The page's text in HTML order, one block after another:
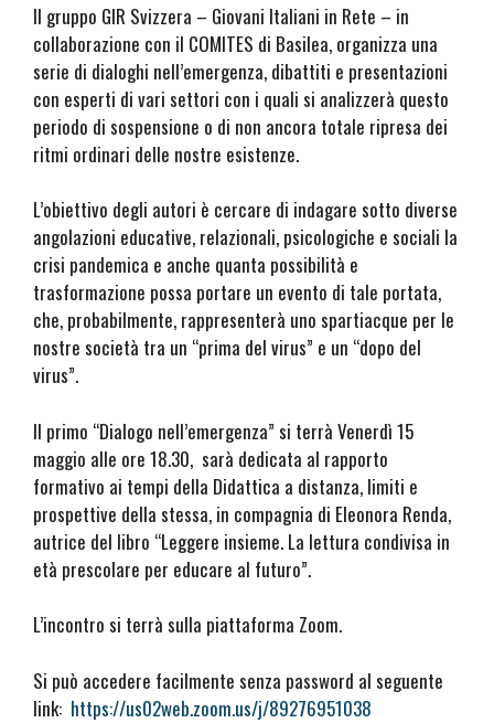
Il gruppo GIR Svizzera – Giovani Italiani in Rete – in
collaborazione con il COMITES di Basilea, organizza una
serie di dialoghi nell’emergenza, dibattiti e presentazioni
con esperti di vari settori con i quali si analizzerà questo
periodo di sospensione o di non ancora totale ripresa dei
ritmi ordinari delle nostre esistenze.
L’obiettivo degli autori è cercare di indagare sotto diverse
angolazioni educative, relazionali, psicologiche e sociali la
crisi pandemica e anche quanta possibilità e
trasformazione possa portare un evento di tale portata,
che, probabilmente, rappresenterà uno spartiacque per le
nostre società tra un “prima del virus” e un “dopo del
virus”.
Il primo “Dialogo nell’emergenza” si terrà Venerdì 15
maggio alle ore 18.30, sarà dedicata al rapporto
formativo ai tempi della Didattica a distanza, limiti e
prospettive della stessa, in compagnia di Eleonora Renda,
autrice del libro “Leggere insieme. La lettura condivisa in
età prescolare per educare al futuro”.
L’incontro si terrà sulla piattaforma Zoom.
Si può accedere facilmente senza password al seguente
link: https://us02web.zoom.us/j/89276951038